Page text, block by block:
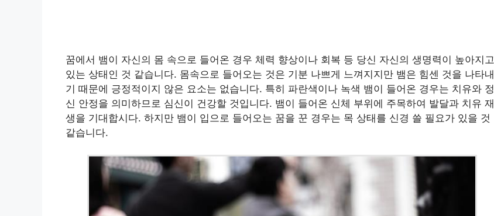
꿈에서 뱀이 자신의 몸 속으로 들어온 경우 체력 향상이나 회복 등 당신 자신의 생명력이 높아지고
있는 상태인 것 같습니다. 몸속으로 들어오는 것은 기분 나쁘게 느껴지지만 뱀은 힘센 것을 나타내
기 때문에 긍정적이지 않은 요소는 없습니다. 특히 파란색이나 녹색 뱀이 들어온 경우는 치유와 정
신 안정을 의미하므로 심신이 건강할 것입니다. 뱀이 들어온 신체 부위에 주목하여 발달과 치유 재
생을 기대합시다. 하지만 뱀이 입으로 들어오는 꿈을 꾼 경우는 목 상태를 신경 쓸 필요가 있을 것
같습니다.